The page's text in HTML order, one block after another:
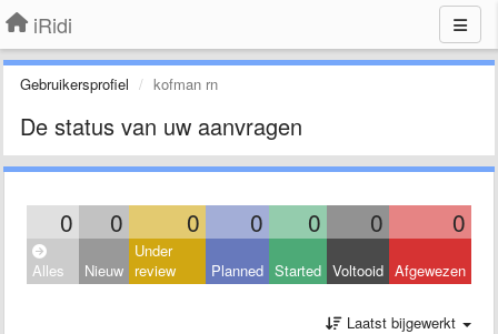
iRidi
Gebruikersprofiel kofman rn
De status van uw aanvragen
0 0 0 0 0 0 0
Alles Nieuw
Under
review
Planned Started Voltooid Afgewezen
Laatst bijgewerkt